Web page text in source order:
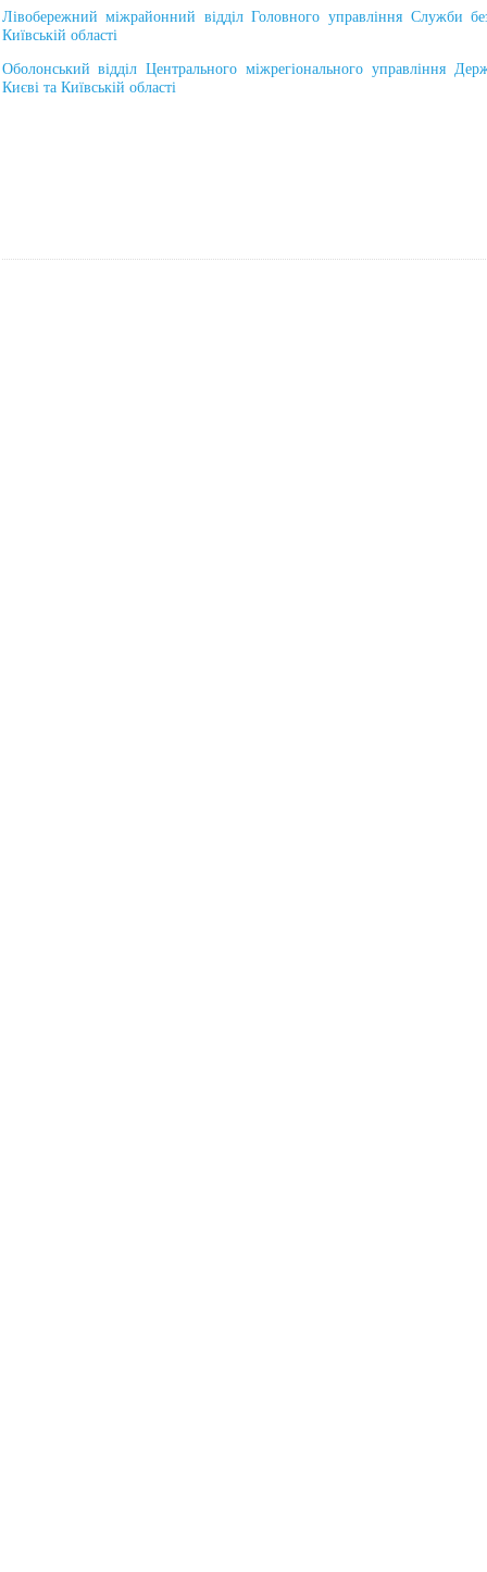
Лівобережний міжрайонний відділ Головного управління Служби
Київській області
Оболонський відділ Центрального міжрегіонального управління
Києві та Київській області